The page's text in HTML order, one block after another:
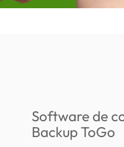
Software de
Backup ToGo